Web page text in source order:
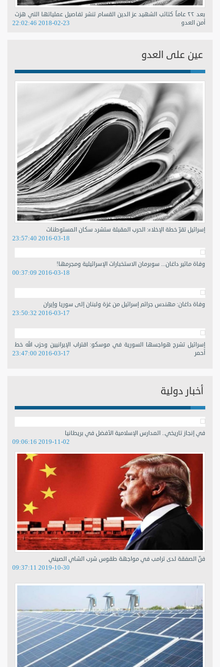
بعد ٢٢ عاماً كتائب الشهيد عز الدين القسام تنشر تفاصيل عملياتها التي هزت
أمن العدو
2018-02-23 22:02:46
عين على العدو
إسرائيل تقرّ خطة الإخلاء: الحرب المقبلة ستشرد سكان المستوطنات
2016-03-18 23:57:40
وفاة مائير داغان... سوبرمان الاستخبارات الإسرائيلية ومجرمها!
2016-03-18 00:37:09
وفاة داغان: مهندس جرائم إسرائيل من غزة ولبنان إلى سوريا وإيران
2016-03-17 23:50:32
إسرائيل تشرح هواجسها السورية في موسكو: اقتراب الإيرانيين وحزب الله خط
أحمر
2016-03-17 23:47:00
أخبار دولية
في إنجاز تاريخي.. المدارس الإسلامية الأفضل في بريطانيا
2019-11-02 09:06:16
فنّ الصفقة لدى ترامب في مواجهة طقوس شرب الشاي الصيني
2019-10-30 09:37:11